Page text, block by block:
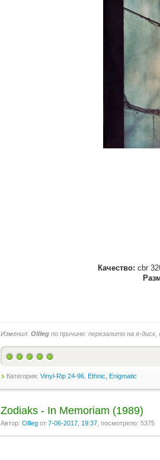
Качество: cbr
Изменил: Ollleg по причине: перезалито на я-
Категория: Vinyl-Rip 24-96, Ethnic, Enigmatic
Zodiaks - In Memoriam (1989)
Автор: Ollleg от 7-06-2017, 19:37 , посмотрело: 5375